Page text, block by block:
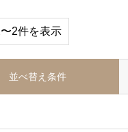
2件を表示
並べ替え条件